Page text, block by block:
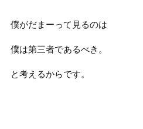
僕がだまーって見るのは
僕は第三者であるべき。
と考えるからです。